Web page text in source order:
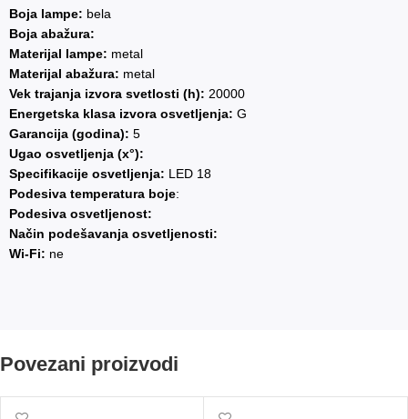
Boja lampe: bela
Boja abažura:
Materijal lampe: metal
Materijal abažura: metal
Vek trajanja izvora svetlosti (h): 20000
Energetska klasa izvora osvetljenja: G
Garancija (godina): 5
Ugao osvetljenja (x°):
Specifikacije osvetljenja: LED 18
Podesiva temperatura boje:
Podesiva osvetljenost:
Način podešavanja osvetljenosti:
Wi-Fi: ne
Povezani proizvodi